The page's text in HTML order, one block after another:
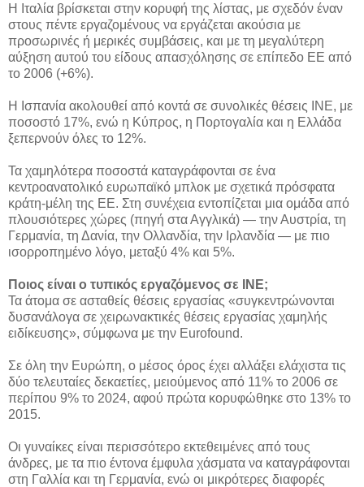
Η Ιταλία βρίσκεται στην κορυφή της λίστας, με σχεδόν έναν
στους πέντε εργαζομένους να εργάζεται ακούσια με
προσωρινές ή μερικές συμβάσεις, και με τη μεγαλύτερη
αύξηση αυτού του είδους απασχόλησης σε επίπεδο ΕΕ από
το 2006 (+6%).
Η Ισπανία ακολουθεί από κοντά σε συνολικές θέσεις INE, με
ποσοστό 17%, ενώ η Κύπρος, η Πορτογαλία και η Ελλάδα
ξεπερνούν όλες το 12%.
Τα χαμηλότερα ποσοστά καταγράφονται σε ένα
κεντροανατολικό ευρωπαϊκό μπλοκ με σχετικά πρόσφατα
κράτη-μέλη της ΕΕ. Στη συνέχεια εντοπίζεται μια ομάδα από
πλουσιότερες χώρες (πηγή στα Αγγλικά) — την Αυστρία, τη
Γερμανία, τη Δανία, την Ολλανδία, την Ιρλανδία — με πιο
ισορροπημένο λόγο, μεταξύ 4% και 5%.
Ποιος είναι ο τυπικός εργαζόμενος σε INE;
Τα άτομα σε ασταθείς θέσεις εργασίας «συγκεντρώνονται
δυσανάλογα σε χειρωνακτικές θέσεις εργασίας χαμηλής
ειδίκευσης», σύμφωνα με την Eurofound.
Σε όλη την Ευρώπη, ο μέσος όρος έχει αλλάξει ελάχιστα τις
δύο τελευταίες δεκαετίες, μειούμενος από 11% το 2006 σε
περίπου 9% το 2024, αφού πρώτα κορυφώθηκε στο 13% το
2015.
Οι γυναίκες είναι περισσότερο εκτεθειμένες από τους
άνδρες, με τα πιο έντονα έμφυλα χάσματα να καταγράφονται
στη Γαλλία και τη Γερμανία, ενώ οι μικρότερες διαφορές